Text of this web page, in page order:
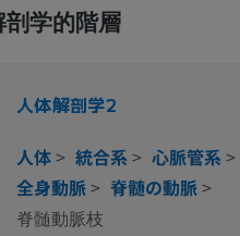
剖学的階層
人体解剖学2
人体> 統合系> 心脈管系>
全身動脈> 脊髄の動脈>
脊髄動脈枝